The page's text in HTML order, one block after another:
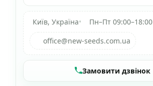
Київ, Україна•
Пн–Пт 09:00–18:00
office@new-seeds.com.ua
Замовити дзвінок